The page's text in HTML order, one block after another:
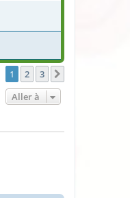
1 2 3
Aller à